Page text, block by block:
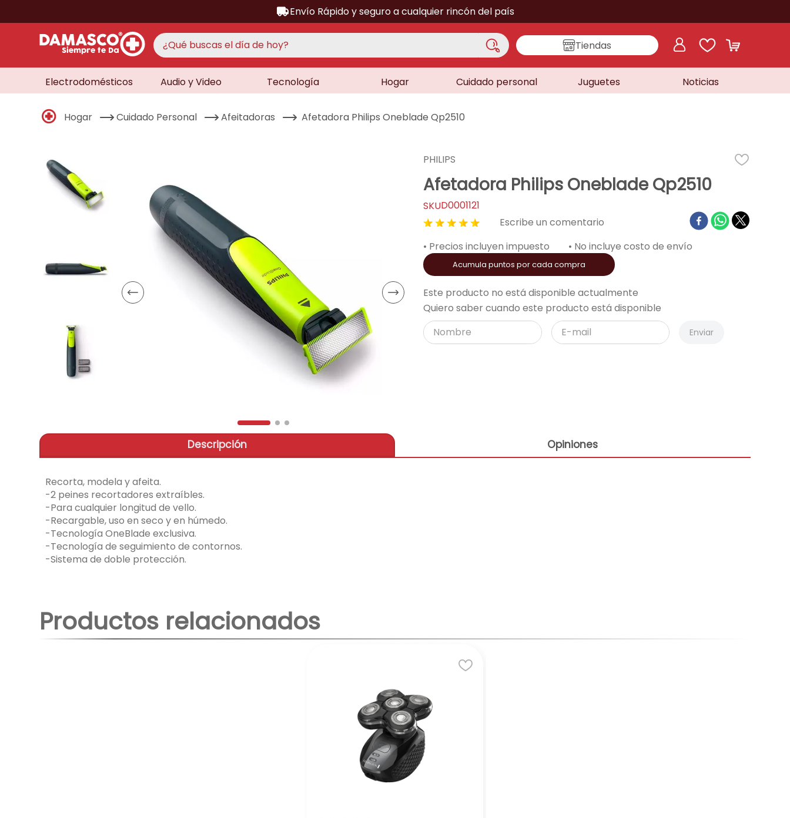
Envío Rápido y seguro a cualquier rincón del país
¿Qué buscas el día de hoy?
Tiendas
Electrodomésticos Audio y Video Tecnología Hogar Cuidado personal Juguetes Noticias
Hogar Cuidado Personal Afeitadoras Afetadora Philips Oneblade Qp2510
PHILIPS
Afetadora Philips Oneblade Qp2510
D0001121
★★★★★
• Precios incluyen impuesto • No incluye costo de envío
Acumula puntos por cada compra
Este producto no está disponible actualmente
Quiero saber cuando este producto está disponible
Enviar
Descripción Opiniones
Recorta, modela y afeita.
-2 peines recortadores extraíbles.
-Para cualquier longitud de vello.
-Recargable, uso en seco y en húmedo.
-Tecnología OneBlade exclusiva.
-Tecnología de seguimiento de contornos.
-Sistema de doble protección.
Productos relacionados
TÉRMINOS MÁS BUSCADOS
2 . nevera
licuadora
8. neveras
9 aire-acondicionado
10. telefono